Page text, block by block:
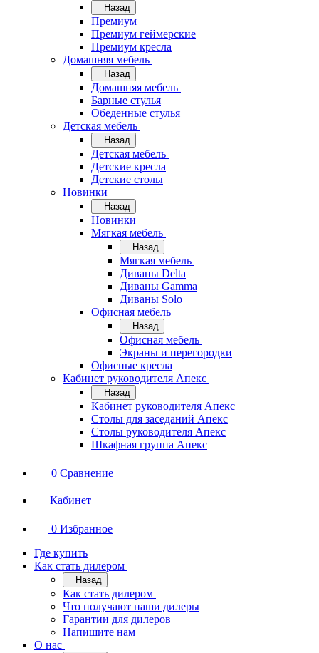
Назад
Премиум
Премиум геймерские
Премиум кресла
Домашняя мебель
Назад
Домашняя мебель
Барные стулья
Обеденные стулья
Детская мебель
Назад
Детская мебель
Детские кресла
Детские столы
Новинки
Назад
Новинки
Мягкая мебель
Назад
Мягкая мебель
Диваны Delta
Диваны Gamma
Диваны Solo
Офисная мебель
Назад
Офисная мебель
Экраны и перегородки
Офисные кресла
Кабинет руководителя Апекс
Назад
Кабинет руководителя Апекс
Столы для заседаний Апекс
Столы руководителя Апекс
Шкафная группа Апекс
0 Сравнение
Кабинет
0 Избранное
Где купить
Как стать дилером
Назад
Как стать дилером
Что получают наши дилеры
Гарантии для дилеров
Напишите нам
О нас